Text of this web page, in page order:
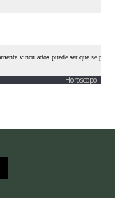
Horoscopo